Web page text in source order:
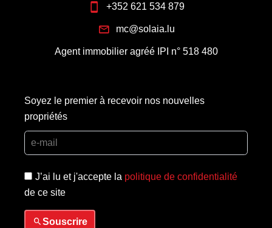
+352 621 534 879
mc@solaia.lu
Agent immobilier agréé IPI n° 518 480
Soyez le premier à recevoir nos nouvelles
propriétés
J’ai lu et j'accepte la politique de confidentialité
de ce site
Souscrire